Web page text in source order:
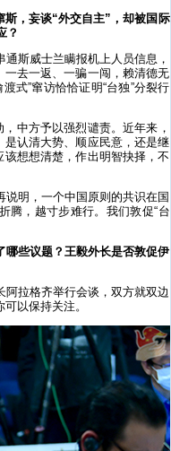
斯，妄谈“外交自主”，却被国际
？
斯威士兰瞒报机上人员信息，
一去一返、一骗一闯，赖清德无
式”窜访恰恰证明“台独”分裂行
中方予以强烈谴责。近年来，
是认清大势、顺应民意，还是继
想想清楚，作出明智抉择，不
明，一个中国原则的共识在国
腾，越寸步难行。我们敦促“台
哪些议题？王毅外长是否敦促伊
拉格齐举行会谈，双方就双边
以保持关注。